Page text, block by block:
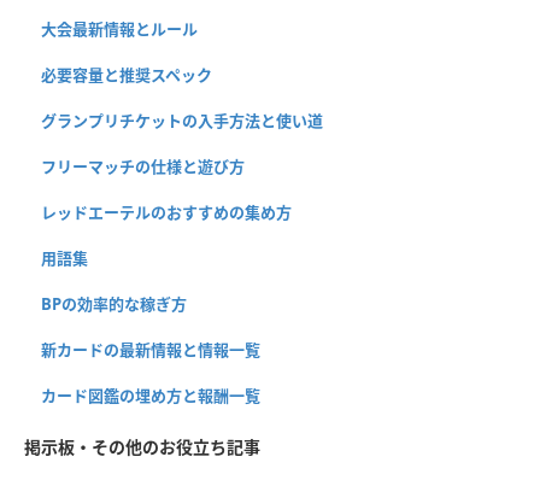
大会最新情報とルール
必要容量と推奨スペック
グランプリチケットの入手方法と使い道
フリーマッチの仕様と遊び方
レッドエーテルのおすすめの集め方
用語集
BPの効率的な稼ぎ方
新カードの最新情報と情報一覧
カード図鑑の埋め方と報酬一覧
掲示板・その他のお役立ち記事